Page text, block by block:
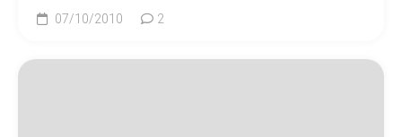
07/10/2010 2